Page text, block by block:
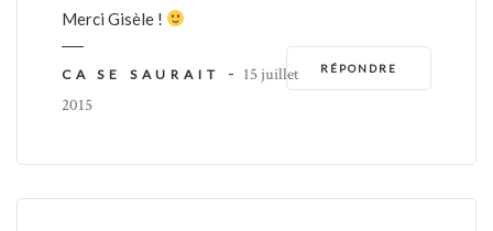
Merci Gisèle !
RÉPONDRE
CA SE SAURAIT - 15 juillet
2015